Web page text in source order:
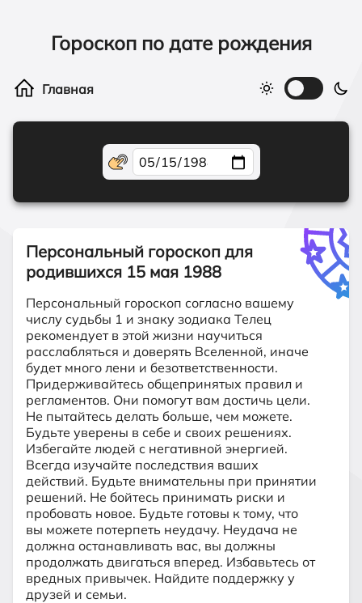
Гороскоп по дате рождения
Персональный гороскоп для
родившихся 15 мая 1988
Персональный гороскоп согласно вашему
числу судьбы 1 и знаку зодиака Телец
рекомендует в этой жизни научиться
расслабляться и доверять Вселенной, иначе
будет много лени и безответственности.
Придерживайтесь общепринятых правил и
регламентов. Они помогут вам достичь цели.
Не пытайтесь делать больше, чем можете.
Будьте уверены в себе и своих решениях.
Избегайте людей с негативной энергией.
Всегда изучайте последствия ваших
действий. Будьте внимательны при принятии
решений. Не бойтесь принимать риски и
пробовать новое. Будьте готовы к тому, что
вы можете потерпеть неудачу. Неудача не
должна останавливать вас, вы должны
продолжать двигаться вперед. Избавьтесь от
вредных привычек. Найдите поддержку у
друзей и семьи.